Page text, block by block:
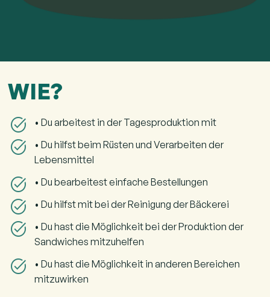
WIE?
• Du arbeitest in der Tagesproduktion mit
• Du hilfst beim Rüsten und Verarbeiten der
Lebensmittel
• Du bearbeitest einfache Bestellungen
• Du hilfst mit bei der Reinigung der Bäckerei
• Du hast die Möglichkeit bei der Produktion der
Sandwiches mitzuhelfen
• Du hast die Möglichkeit in anderen Bereichen
mitzuwirken